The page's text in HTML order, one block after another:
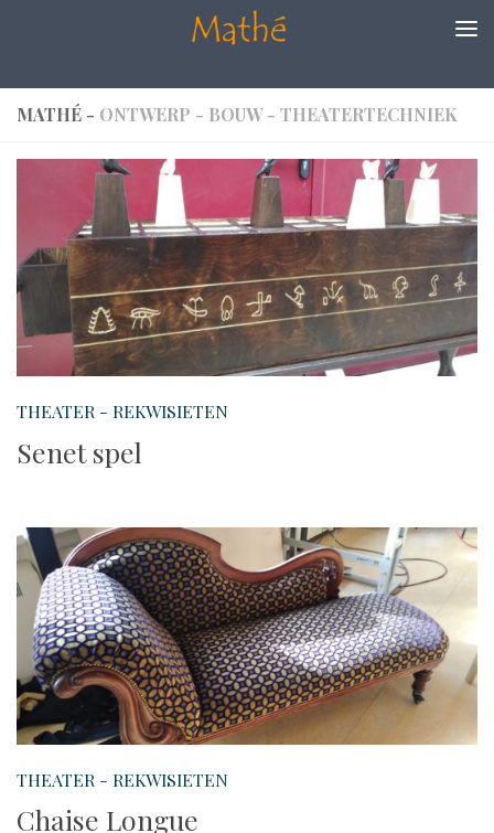
Doorgaan naar inhoud
MATHÉ - ONTWERP - BOUW - THEATERTECHNIEK
THEATER - REKWISIETEN
Senet spel
THEATER - REKWISIETEN
Chaise Longue